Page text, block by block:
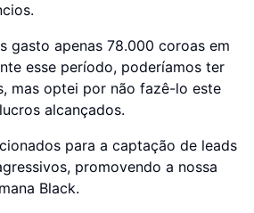
gasto apenas 78.000 coroas em
esse período, poderíamos ter
mas optei por não fazê-lo este
alcançados.
para a captação de leads
promovendo a nossa
Black.